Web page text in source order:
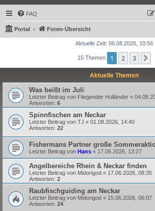
FAQ
Portal Foren-Übersicht
Aktuelle Zeit: 06.08.2026, 10:56
15 Themen 1 2 3
Aktuelle Themen
Was beißt im Juli
Letzter Beitrag von Fliegender Holländer «
Antworten: 6
Spinnfischen am Neckar
Letzter Beitrag von TJ « 01.08.2026, 14:40
Antworten: 22
Fishermans Partner große
Letzter Beitrag von Hans « 17.06.2026, 13:27
Angelbereiche Rhein & Neckar finden
Letzter Beitrag von Midorigod « 17.06.2026, 08:35
Antworten: 2
Raubfischguiding am Neckar
Letzter Beitrag von Midorigod « 15.06.2026, 06:07
Antworten: 24